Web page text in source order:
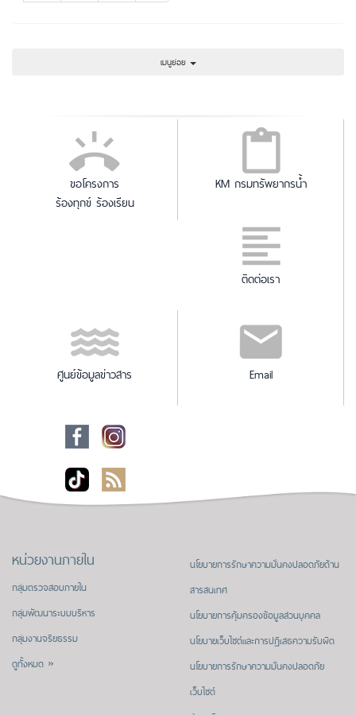
เมนูย่อย
ขอโครงการ
ร้องทุกข์ ร้องเรียน
KM กรมทรัพยากรน้ำ
ติดต่อเรา
ศูนย์ข้อมูลข่าวสาร Email
หน่วยงานภายใน
กลุ่มตรวจสอบภายใน
กลุ่มพัฒนาระบบบริหาร
กลุ่มงานจริยธรรม
ดูทั้งหมด »
นโยบายการรักษาความมั่นคงปลอดภัยด้าน
สารสนเทศ
นโยบายการคุ้มครองข้อมูลส่วนบุคคล
นโยบายเว็บไซต์และการปฏิเสธความรับผิด
นโยบายการรักษาความมั่นคงปลอดภัย
เว็บไซต์